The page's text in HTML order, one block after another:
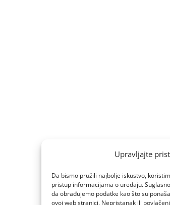
Upravljajte
Da bismo pružili najbolje iskustvo,
pristup informacijama o uređaju.
da obrađujemo podatke kao što su
ovoj web stranici. Nepristanak ili